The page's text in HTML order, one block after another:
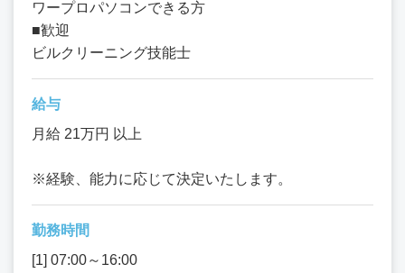
ワープロパソコンできる方
■歓迎
ビルクリーニング技能士
給与
月給 21万円 以上
※経験、能力に応じて決定いたします。
勤務時間
[1] 07:00～16:00